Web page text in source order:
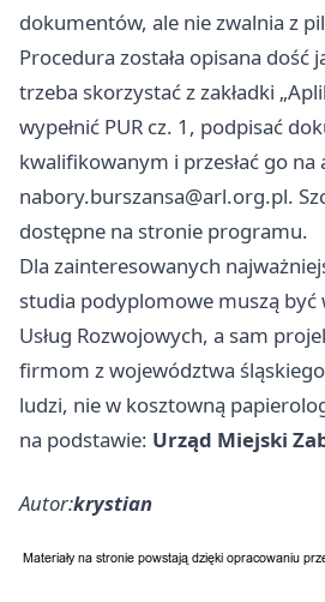
dokumentów, ale nie zwalnia z
Procedura została opisana dość
trzeba skorzystać z zakładki
wypełnić PUR cz. 1, podpisać
kwalifikowanym i przesłać go na
nabory.burszansa@arl.org.pl.
dostępne na stronie programu.
Dla zainteresowanych
studia podyplomowe muszą być
Usług Rozwojowych, a sam
firmom z województwa
ludzi, nie w kosztowną
na podstawie: Urząd Miejski
Autor:krystian